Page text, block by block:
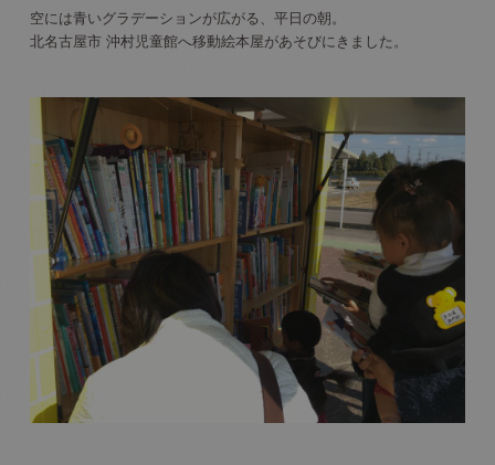
空には青いグラデーションが広がる、平日の朝。
北名古屋市 沖村児童館へ移動絵本屋があそびにきました。